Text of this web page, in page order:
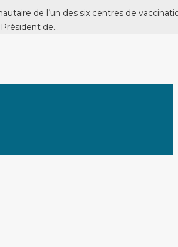
de l’un des six centres de
de…